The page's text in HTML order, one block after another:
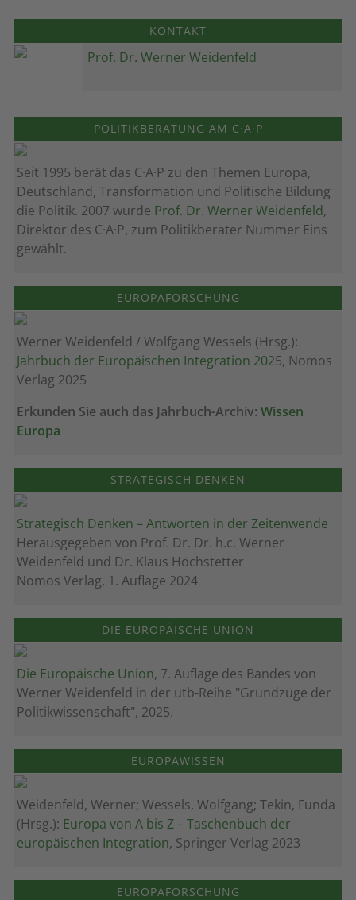
KONTAKT
Prof. Dr. Werner Weidenfeld
POLITIKBERATUNG AM C·A·P
Seit 1995 berät das C·A·P zu den Themen Europa,
Deutschland, Transformation und Politische Bildung
die Politik. 2007 wurde Prof. Dr. Werner Weidenfeld,
Direktor des C·A·P, zum Politik­berater Nummer Eins
gewählt.
EUROPAFORSCHUNG
Werner Weidenfeld / Wolfgang Wessels (Hrsg.):
Jahrbuch der Europäischen Integration 2025, Nomos
Verlag 2025
Erkunden Sie auch das Jahrbuch-Archiv: Wissen
Europa
STRATEGISCH DENKEN
Strategisch Denken – Antworten in der Zeitenwende
Herausgegeben von Prof. Dr. Dr. h.c. Werner
Weidenfeld und Dr. Klaus Höchstetter
Nomos Verlag, 1. Auflage 2024
DIE EUROPÄISCHE UNION
Die Europäische Union, 7. Auflage des Bandes von
Werner Weidenfeld in der utb-Reihe "Grundzüge der
Politikwissenschaft", 2025.
EUROPAWISSEN
Weidenfeld, Werner; Wessels, Wolfgang; Tekin, Funda
(Hrsg.): Europa von A bis Z – Taschenbuch der
europäischen Integration, Springer Verlag 2023
EUROPAFORSCHUNG